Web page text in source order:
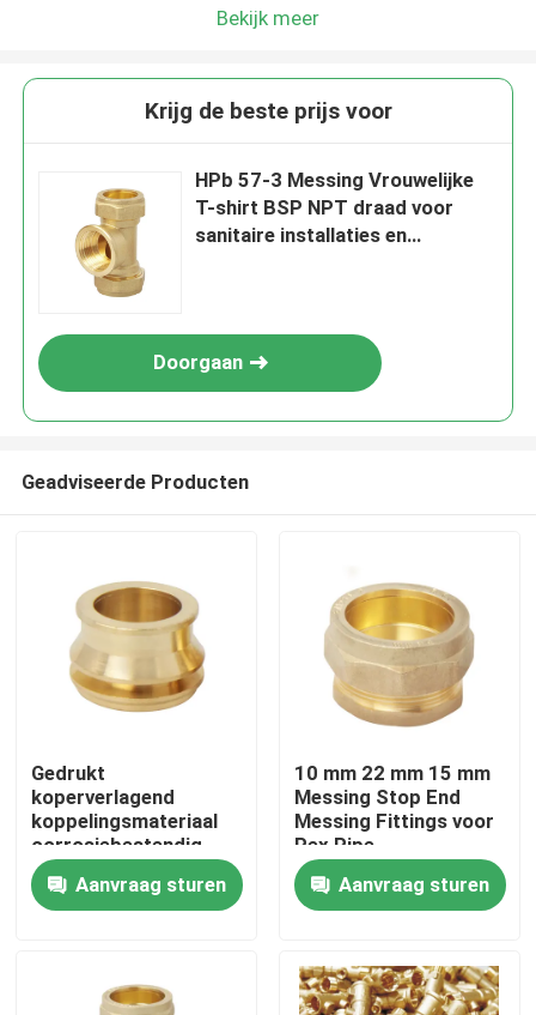
Thuis
Videos
Bekijk meer
Krijg de beste prijs voor
HPb 57-3 Messing Vrouwelijke
T-shirt BSP NPT draad voor
sanitaire installaties en
Doorgaan
Geadviseerde Producten
Gedrukt
koperverlagend
koppelingsmateriaal
corrosiebestendig
met HPb 57-3
Messingmateriaal voor
buisovergangen
Aanvraag sturen
10 mm 22 mm 15 mm
Messing Stop End
Messing Fittings voor
Pex Pipe
Aanvraag sturen